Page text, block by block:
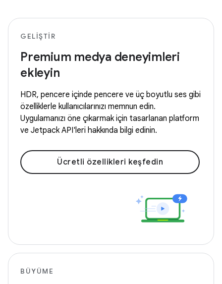
GELIŞTIR
Premium medya deneyimleri
ekleyin
HDR, pencere içinde pencere ve üç boyutlu ses gibi
özelliklerle kullanıcılarınızı memnun edin.
Uygulamanızı öne çıkarmak için tasarlanan platform
ve Jetpack API'leri hakkında bilgi edinin.
Ücretli özellikleri keşfedin
BÜYÜME